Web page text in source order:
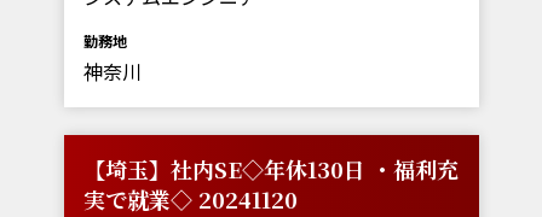
勤務地
神奈川
【埼玉】社内SE◇年休130日 ・福利充
実で就業◇ 20241120